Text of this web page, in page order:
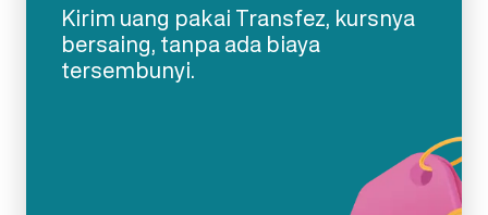
Kirim uang pakai Transfez, kursnya
bersaing, tanpa ada biaya
tersembunyi.